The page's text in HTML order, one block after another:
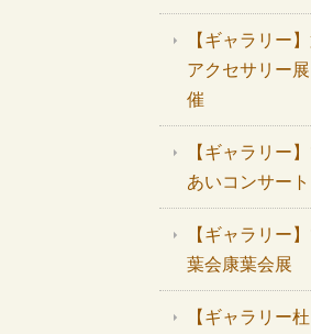
【ギャラリー
アクセサリー
催
【ギャラリー
あいコンサート
【ギャラリー
葉会康葉会展
【ギャラリー